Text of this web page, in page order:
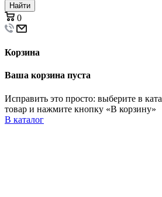
Найти
0
Корзина
Ваша корзина пуста
Исправить это просто: выберите в
товар и нажмите кнопку «В корзину»
В каталог